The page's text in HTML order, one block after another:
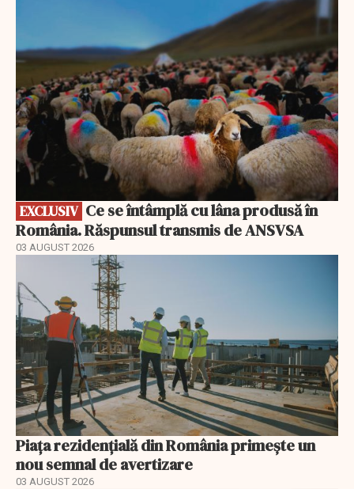
EXCLUSIV
România. Răspunsul transmis de ANSVSA
03 AUGUST 2026
Piața rezidențială din România primește un
nou semnal de avertizare
03 AUGUST 2026